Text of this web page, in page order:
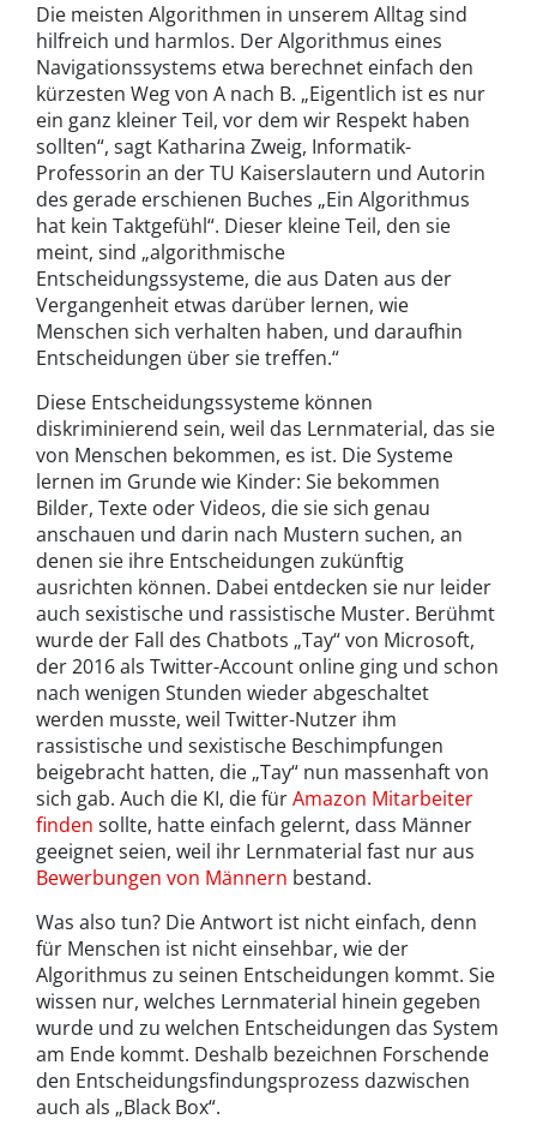
Die meisten Algorithmen in unserem Alltag sind
hilfreich und harmlos. Der Algorithmus eines
Navigationssystems etwa berechnet einfach den
kürzesten Weg von A nach B. „Eigentlich ist es nur
ein ganz kleiner Teil, vor dem wir Respekt haben
sollten“, sagt Katharina Zweig, Informatik-
Professorin an der TU Kaiserslautern und Autorin
des gerade erschienen Buches „Ein Algorithmus
hat kein Taktgefühl“. Dieser kleine Teil, den sie
meint, sind „algorithmische
Entscheidungssysteme, die aus Daten aus der
Vergangenheit etwas darüber lernen, wie
Menschen sich verhalten haben, und daraufhin
Entscheidungen über sie treffen.“
Diese Entscheidungssysteme können
diskriminierend sein, weil das Lernmaterial, das sie
von Menschen bekommen, es ist. Die Systeme
lernen im Grunde wie Kinder: Sie bekommen
Bilder, Texte oder Videos, die sie sich genau
anschauen und darin nach Mustern suchen, an
denen sie ihre Entscheidungen zukünftig
ausrichten können. Dabei entdecken sie nur leider
auch sexistische und rassistische Muster. Berühmt
wurde der Fall des Chatbots „Tay“ von Microsoft,
der 2016 als Twitter-Account online ging und schon
nach wenigen Stunden wieder abgeschaltet
werden musste, weil Twitter-Nutzer ihm
rassistische und sexistische Beschimpfungen
beigebracht hatten, die „Tay“ nun massenhaft von
sich gab. Auch die KI, die fürAmazon Mitarbeiter
finden sollte, hatte einfach gelernt, dass Männer
geeignet seien, weil ihr Lernmaterial fast nur aus
Bewerbungen von Männern bestand.
Was also tun? Die Antwort ist nicht einfach, denn
für Menschen ist nicht einsehbar, wie der
Algorithmus zu seinen Entscheidungen kommt. Sie
wissen nur, welches Lernmaterial hinein gegeben
wurde und zu welchen Entscheidungen das System
am Ende kommt. Deshalb bezeichnen Forschende
den Entscheidungsfindungsprozess dazwischen
auch als „Black Box“.